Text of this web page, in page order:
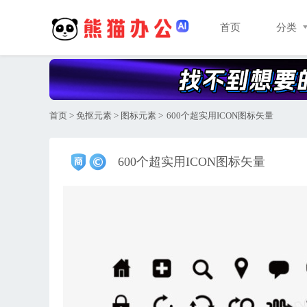
首页 分类
首页 > 免抠元素 > 图标元素 > 600个超实用ICON图标矢量
600个超实用ICON图标矢量